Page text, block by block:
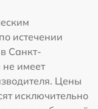
истечении
Санкт-
не имеет
Цены
исключительно